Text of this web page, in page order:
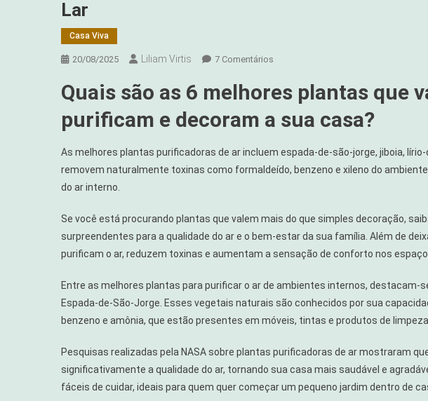
Lar
Casa Viva
20/08/2025 Liliam Virtis 7 Comentários
Melhores
Plantas
Que
Mais
Que
Purificam
Seu
Lar
Quais são as 6 melhores plantas que
purificam e decoram a sua casa?
As melhores plantas purificadoras de ar incluem espada-de-são-jorge, jiboia,
removem naturalmente toxinas como formaldeído, benzeno e xileno do
do ar interno.
Se você está procurando plantas que valem mais do que simples decoração,
surpreendentes para a qualidade do ar e o bem-estar da sua família. Além de
purificam o ar, reduzem toxinas e aumentam a sensação de conforto nos
Entre as melhores plantas para purificar o ar de ambientes internos, destacam-
Espada-de-São-Jorge. Esses vegetais naturais são conhecidos por sua
benzeno e amônia, que estão presentes em móveis, tintas e produtos de limpeza.
Pesquisas realizadas pela NASA sobre plantas purificadoras de ar mostraram
significativamente a qualidade do ar, tornando sua casa mais saudável e
fáceis de cuidar, ideais para quem quer começar um pequeno jardim dentro de